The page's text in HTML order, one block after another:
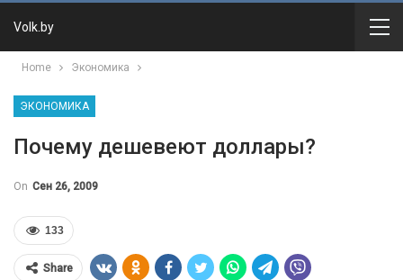
Volk.by
Home Экономика
ЭКОНОМИКА
Почему дешевеют доллары?
On Сен 26, 2009
133
Share